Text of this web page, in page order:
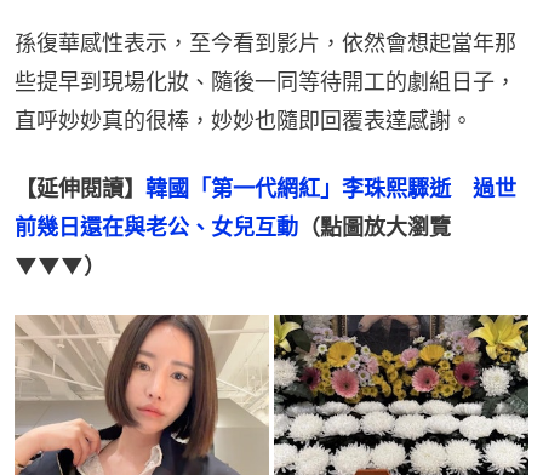
孫復華感性表示，至今看到影片，依然會想起當年那
些提早到現場化妝、隨後一同等待開工的劇組日子，
直呼妙妙真的很棒，妙妙也隨即回覆表達感謝。
【延伸閱讀】 韓國「第一代網紅」李珠熙驟逝　過世
前幾日還在與老公、女兒互動 （點圖放大瀏覽
▼▼▼）